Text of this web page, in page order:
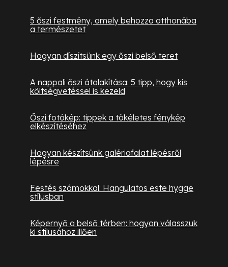
5 őszi festmény, amely behozza otthonába
a természetet
Hogyan díszítsünk egy őszi belső teret
A nappali őszi átalakítása: 5 tipp, hogy kis
költségvetéssel is kezeld
Őszi fotókép: tippek a tökéletes fénykép
elkészítéséhez
Hogyan készítsünk galériafalat lépésről
lépésre
Festés számokkal: Hangulatos este hygge
stílusban
Képernyő a belső térben: hogyan válasszuk
ki stílusához illően